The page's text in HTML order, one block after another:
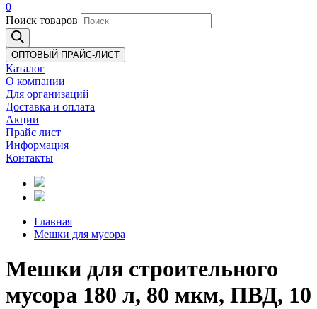
0
Поиск товаров
ОПТОВЫЙ ПРАЙС-ЛИСТ
Каталог
О компании
Для организаций
Доставка и оплата
Акции
Прайс лист
Информация
Контакты
Главная
Мешки для мусора
Мешки для строительного
мусора 180 л, 80 мкм, ПВД, 10